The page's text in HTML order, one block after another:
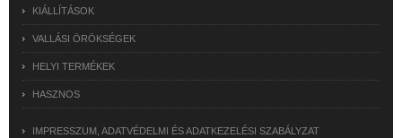
KIÁLLÍTÁSOK
VALLÁSI ÖRÖKSÉGEK
HELYI TERMÉKEK
HASZNOS
IMPRESSZUM, ADATVÉDELMI ÉS ADATKEZELÉSI SZABÁLYZAT